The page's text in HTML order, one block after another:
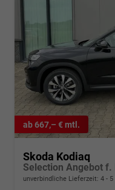
ab 667,– € mtl.
Skoda Kodiaq
unverbindliche Lieferzeit: 4 -